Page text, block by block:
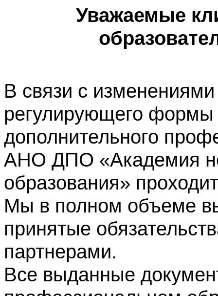
Уважаемые
В связи с изменениями
регулирующего формы
дополнительного
АНО ДПО «Академия
образования»
Мы в полном объеме
принятые
партнерами.
Все выданные